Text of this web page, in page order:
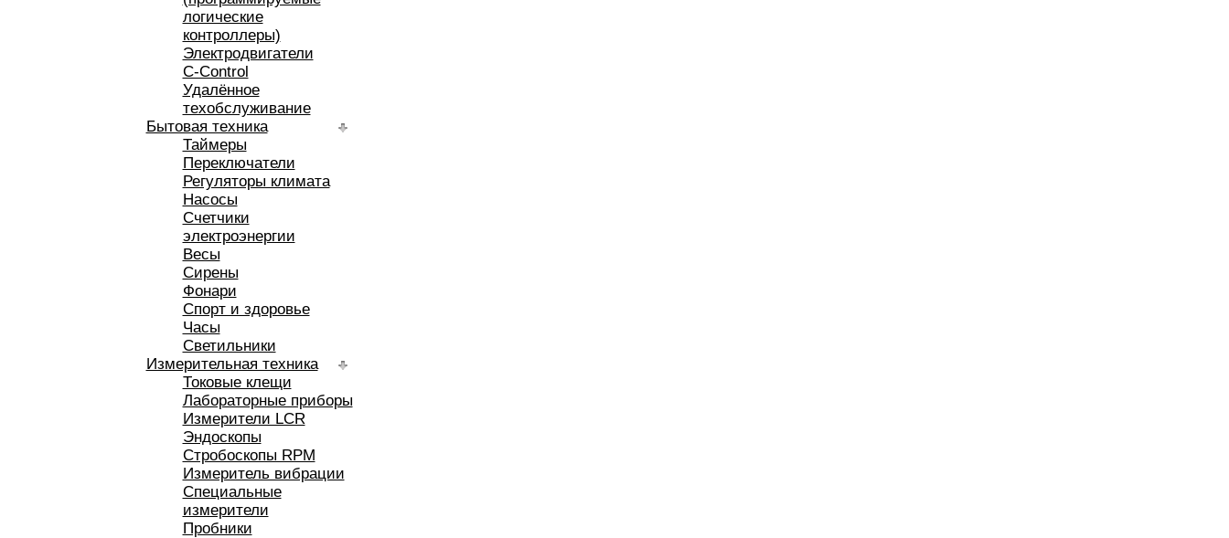
логические
контроллеры)
Электродвигатели
C-Control
Удалённое
техобслуживание
Бытовая техника
Таймеры
Переключатели
Регуляторы климата
Насосы
Счетчики
электроэнергии
Весы
Сирены
Фонари
Спорт и здоровье
Часы
Светильники
Измерительная техника
Токовые клещи
Лабораторные приборы
Измерители LCR
Эндоскопы
Стробоскопы RPM
Измеритель вибрации
Специальные
измерители
Пробники